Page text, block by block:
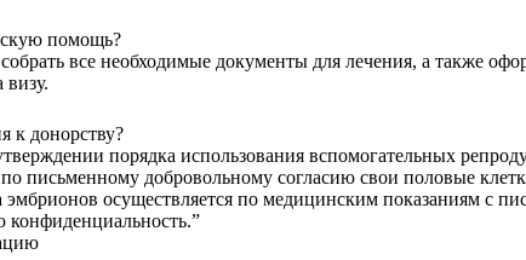
помощь?
все необходимые документы для лечения, а также
визу.
к донорству?
порядка использования вспомогательных
письменному добровольному согласию свои половые
осуществляется по медицинским показаниям с
конфиденциальность.”